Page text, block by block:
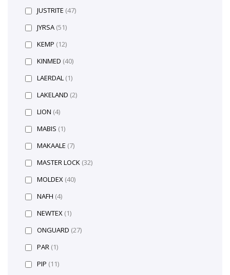
JUSTRITE (47)
JYRSA (51)
KEMP (12)
KINMED (40)
LAERDAL (1)
LAKELAND (2)
LION (4)
MABIS (1)
MAKAALE (7)
MASTER LOCK (32)
MOLDEX (40)
NAFH (4)
NEWTEX (1)
ONGUARD (27)
PAR (1)
PIP (11)